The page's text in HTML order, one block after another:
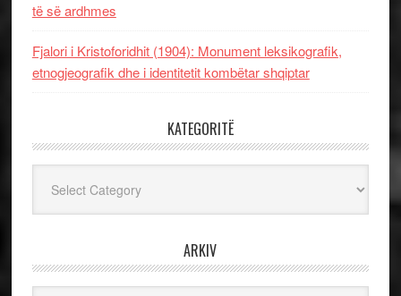
të së ardhmes
Fjalori i Kristoforidhit (1904): Monument leksikografik,
etnogjeografik dhe i identitetit kombëtar shqiptar
KATEGORITË
ARKIV